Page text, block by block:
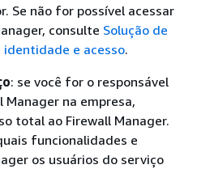
Se não for possível acessar
consulte Solução de
identidade e acesso.
: se você for o responsável
Manager na empresa,
total ao Firewall Manager.
funcionalidades e
os usuários do serviço